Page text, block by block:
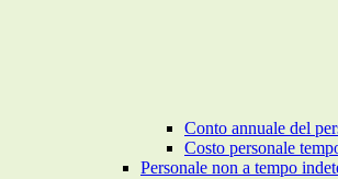
Conto annuale del
Costo personale
Personale non a tempo